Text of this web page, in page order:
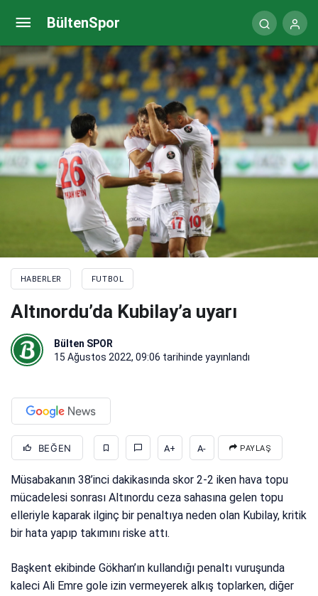
BültenSpor
HABERLER FUTBOL
Altınordu’da Kubilay’a uyarı
Bülten SPOR
15 Ağustos 2022, 09:06 tarihinde yayınlandı
BEĞEN A+ A- PAYLAŞ
Müsabakanın 38’inci dakikasında skor 2-2 iken hava topu
mücadelesi sonrası Altınordu ceza sahasına gelen topu
elleriyle kaparak ilginç bir penaltıya neden olan Kubilay, kritik
bir hata yapıp takımını riske attı.
Başkent ekibinde Gökhan’ın kullandığı penaltı vuruşunda
kaleci Ali Emre gole izin vermeyerek alkış toplarken, diğer
Paris Saint-Germain’de Mbappe – Neymar krizi!